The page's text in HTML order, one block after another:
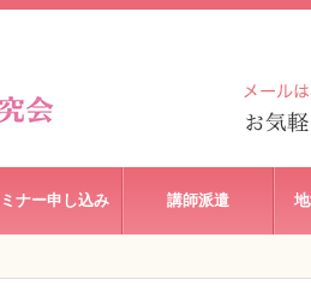
ナー申し込み 講師派遣